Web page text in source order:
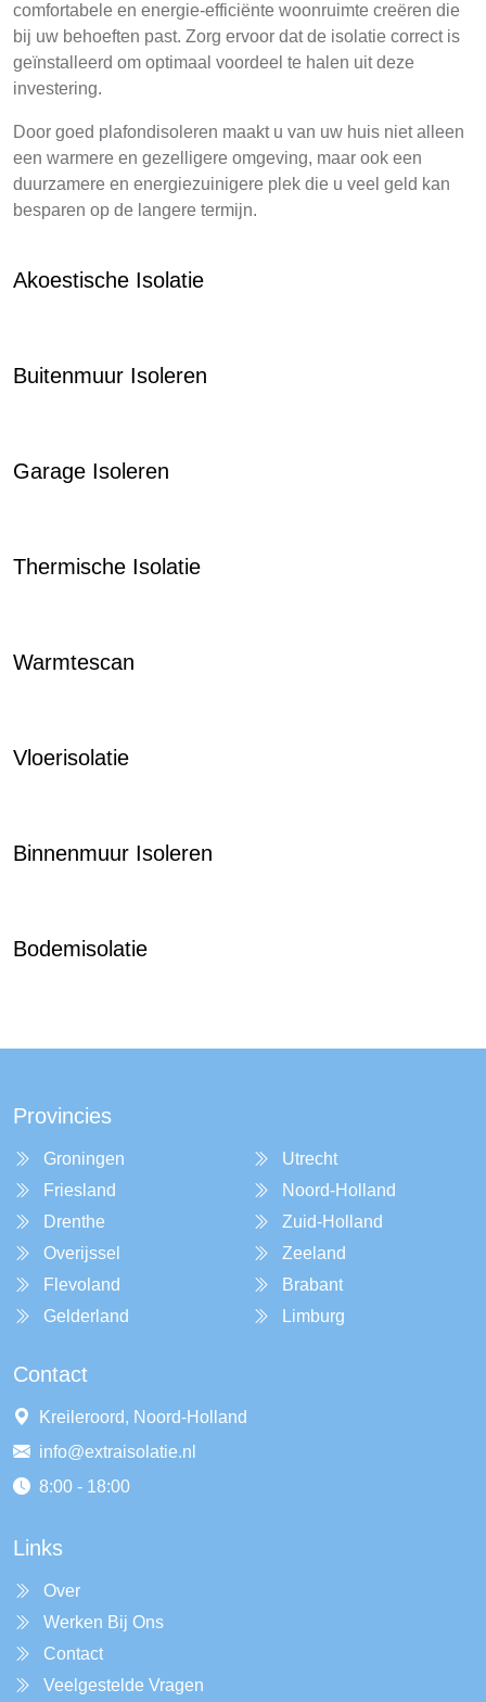
comfortabele en energie-efficiënte woonruimte creëren die
bij uw behoeften past. Zorg ervoor dat de isolatie correct is
geïnstalleerd om optimaal voordeel te halen uit deze
investering.
Door goed plafondisoleren maakt u van uw huis niet alleen
een warmere en gezelligere omgeving, maar ook een
duurzamere en energiezuinigere plek die u veel geld kan
besparen op de langere termijn.
Akoestische Isolatie
Buitenmuur Isoleren
Garage Isoleren
Thermische Isolatie
Warmtescan
Vloerisolatie
Binnenmuur Isoleren
Bodemisolatie
Provincies
Groningen
Friesland
Drenthe
Overijssel
Flevoland
Gelderland
Utrecht
Noord-Holland
Zuid-Holland
Zeeland
Brabant
Limburg
Contact
Kreileroord, Noord-Holland
info@extraisolatie.nl
8:00 - 18:00
Links
Over
Werken Bij Ons
Contact
Veelgestelde Vragen